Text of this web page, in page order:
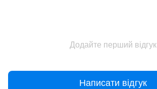
Додайте перший відгук
Написати відгук